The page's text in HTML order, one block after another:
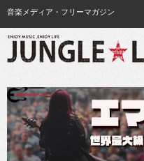
音楽メディア・フリーマガジン